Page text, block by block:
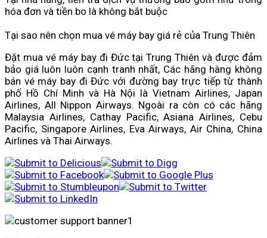
hóa đơn và tiền bo là không bắt buộc
Tại sao nên chọn mua vé máy bay giá rẻ của Trung Thiên
Đặt mua vé máy bay đi Đức tạiTrung Thiênvà được đảm
bảo giá luôn luôn cạnh tranh nhất, Các hãng hàng không
bán vé máy bay đi Đức với đường bay trực tiếp từ thành
phố Hồ Chí Minh và Hà Nội là Vietnam Airlines, Japan
Airlines, All Nippon Airways. Ngoài ra còn có các hãng
Malaysia Airlines, Cathay Pacific, Asiana Airlines, Cebu
Pacific, Singapore Airlines, Eva Airways, Air China, China
Airlines và Thai Airways.